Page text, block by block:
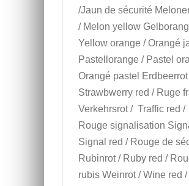
/Jaun de sécurité
/ Melon yellow
Yellow orange / Orangé
Pastellorange / Pastel
Orangé pastel Erdbeerrot
Strawbwerry red / Ruge
Verkehrsrot / Traffic red /
Rouge signalisation
Signal red / Rouge de
Rubinrot / Ruby red /
rubis Weinrot / Wine red /